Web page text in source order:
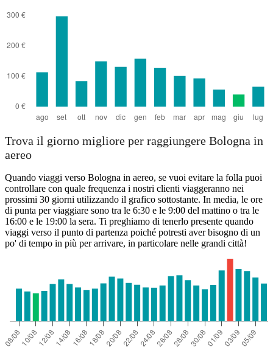
Trova il giorno migliore per raggiungere Bologna in
aereo
Quando viaggi verso Bologna in aereo, se vuoi evitare la folla puoi
controllare con quale frequenza i nostri clienti viaggeranno nei
prossimi 30 giorni utilizzando il grafico sottostante. In media, le ore
di punta per viaggiare sono tra le 6:30 e le 9:00 del mattino o tra le
16:00 e le 19:00 la sera. Ti preghiamo di tenerlo presente quando
viaggi verso il punto di partenza poiché potresti aver bisogno di un
po' di tempo in più per arrivare, in particolare nelle grandi città!